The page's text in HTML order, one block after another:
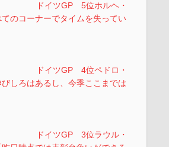
ドイツGP 5位ホルヘ・
のコーナーでタイムを失ってい
ドイツGP 4位ペドロ・
しろはあるし、今季ここまでは
ドイツGP 3位ラウル・